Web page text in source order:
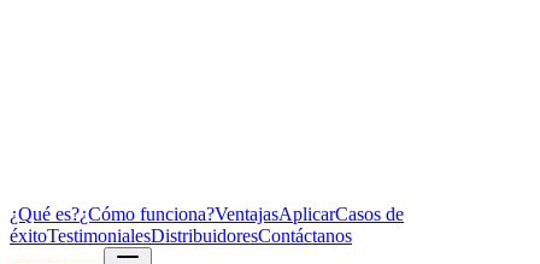
¿Qué es?¿Cómo funciona?VentajasAplicarCasos de
éxitoTestimonialesDistribuidoresContáctanos